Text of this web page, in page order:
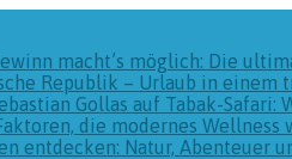
macht’s möglich: Die
Republik – Urlaub in einem
Gollas auf Tabak-
die modernes Wellness
entdecken: Natur, Abenteuer